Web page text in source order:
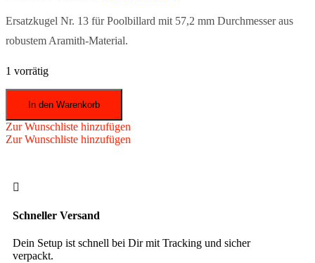
Ersatzkugel Nr. 13 für Poolbillard mit 57,2 mm Durchmesser aus
robustem Aramith-Material.
1 vorrätig
Kugel
Aramith
Premier
57,2
Nr.
In den Warenkorb
Zur Wunschliste hinzufügen
Zur Wunschliste hinzufügen

Schneller Versand
Dein Setup ist schnell bei Dir mit Tracking und sicher
verpackt.